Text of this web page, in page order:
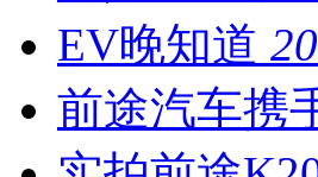
EV晚知道
前途汽车携